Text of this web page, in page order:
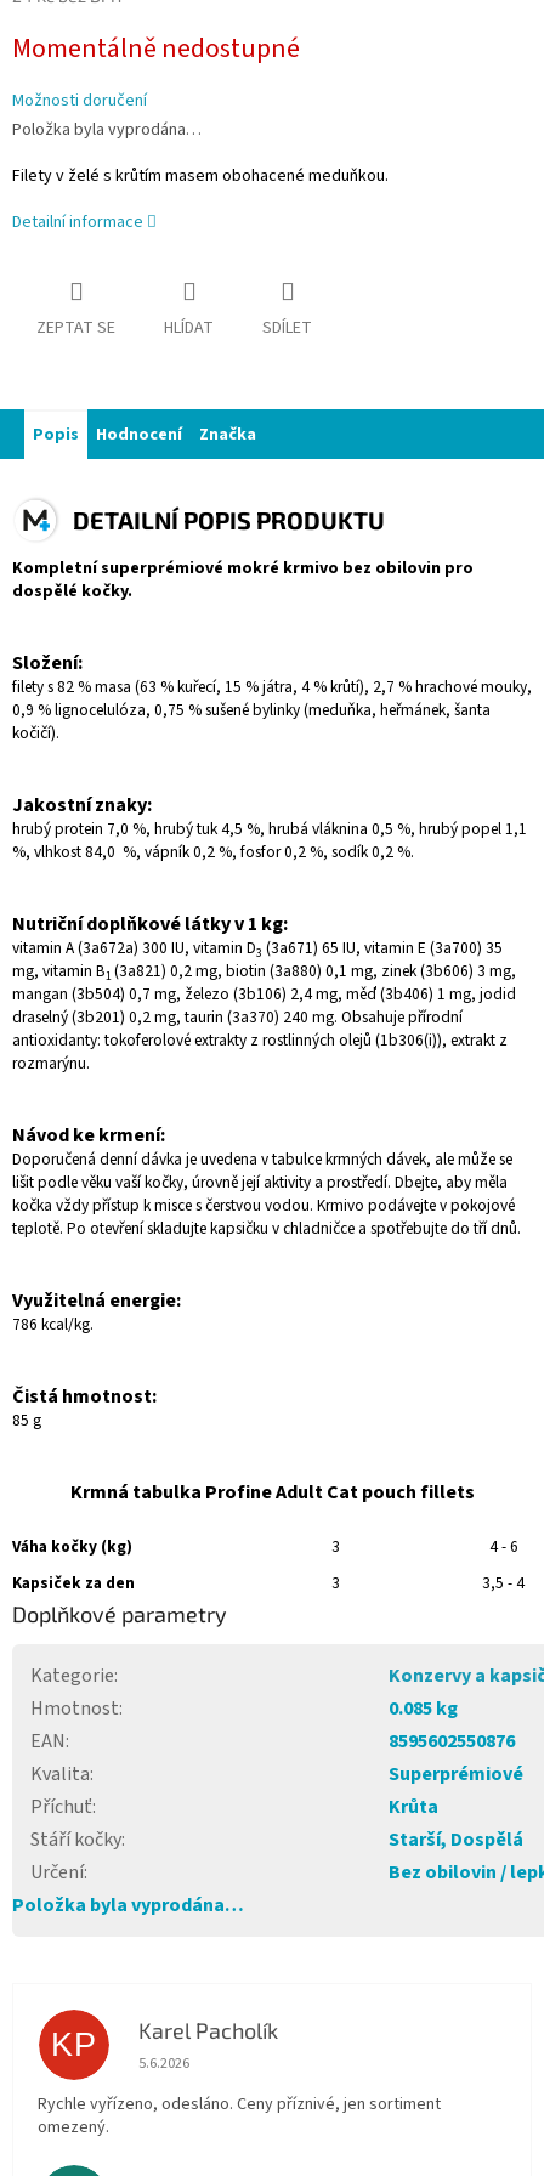
cena:
Momentálně nedostupné
Možnosti doručení
Položka byla vyprodána…
Filety v želé s krůtím masem obohacené meduňkou.
Detailní informace
ZEPTAT SE HLÍDAT SDÍLET
Popis Hodnocení Značka
DETAILNÍ POPIS PRODUKTU
Kompletní superprémiové mokré krmivo bez obilovin pro
dospělé kočky.
Složení:
filety s 82 % masa (63 % kuřecí, 15 % játra, 4 % krůtí), 2,7 % hrachové mouky,
0,9 % lignocelulóza, 0,75 % sušené bylinky (meduňka, heřmánek, šanta
kočičí).
Jakostní znaky:
hrubý protein 7,0 %, hrubý tuk 4,5 %, hrubá vláknina 0,5 %, hrubý popel 1,1
%, vlhkost 84,0 %, vápník 0,2 %, fosfor 0,2 %, sodík 0,2 %.
Nutriční doplňkové látky v 1 kg:
vitamin A (3a672a) 300 IU, vitamin D3 (3a671) 65 IU, vitamin E (3a700) 35
mg, vitamin B1(3a821) 0,2 mg, biotin (3a880) 0,1 mg, zinek (3b606) 3 mg,
mangan (3b504) 0,7 mg, železo (3b106) 2,4 mg, měď (3b406) 1 mg, jodid
draselný (3b201) 0,2 mg, taurin (3a370) 240 mg. Obsahuje přírodní
antioxidanty: tokoferolové extrakty z rostlinných olejů (1b306(i)), extrakt z
rozmarýnu.
Návod ke krmení:
Doporučená denní dávka je uvedena v tabulce krmných dávek, ale může se
lišit podle věku vaší kočky, úrovně její aktivity a prostředí. Dbejte, aby měla
kočka vždy přístup k misce s čerstvou vodou. Krmivo podávejte v pokojové
teplotě. Po otevření skladujte kapsičku v chladničce a spotřebujte do tří dnů.
Využitelná energie:
786 kcal/kg.
Čistá hmotnost:
85 g
Krmná tabulka Profine Adult Cat pouch fillets
Váha kočky (kg) 3
4 - 6
Kapsiček za den
3 3,5 - 4
Doplňkové parametry
Kategorie:
Konzervy a
Hmotnost:
0.085 kg
EAN:
8595602550876
Kvalita:
Superprémiové
Příchuť:
Krůta
Stáří kočky:
Starší, Dospělá
Určení:
Bez obilovin /
Položka byla vyprodána…
KP Karel Pacholík
Hodnocení obchodu je 4 z 5 hvězdiček.
5.6.2026
Rychle vyřízeno, odesláno. Ceny příznivé, jen sortiment
omezený.